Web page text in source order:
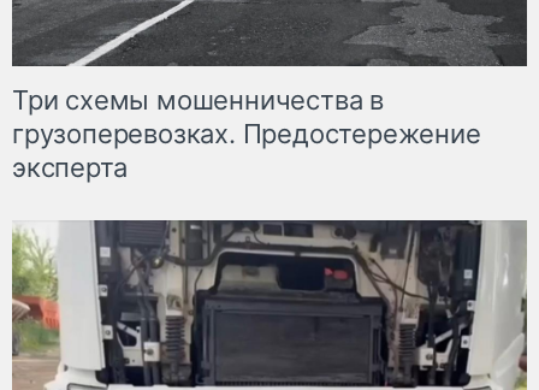
Три схемы мошенничества в
грузоперевозках. Предостережение
эксперта